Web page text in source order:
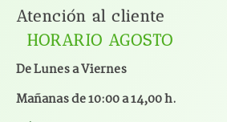
Atención al cliente
HORARIO AGOSTO
De Lunes a Viernes
Mañanas de 10:00 a 14,00 h.